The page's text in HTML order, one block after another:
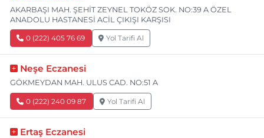
AKARBAŞI MAH. ŞEHİT ZEYNEL TOKÖZ SOK. NO:39 A ÖZEL
ANADOLU HASTANESİ ACİL ÇIKIŞI KARŞISI
0 (222) 405 76 69 Yol Tarifi Al
Neşe Eczanesi
GÖKMEYDAN MAH. ULUS CAD. NO:51 A
0 (222) 240 09 87 Yol Tarifi Al
Ertaş Eczanesi